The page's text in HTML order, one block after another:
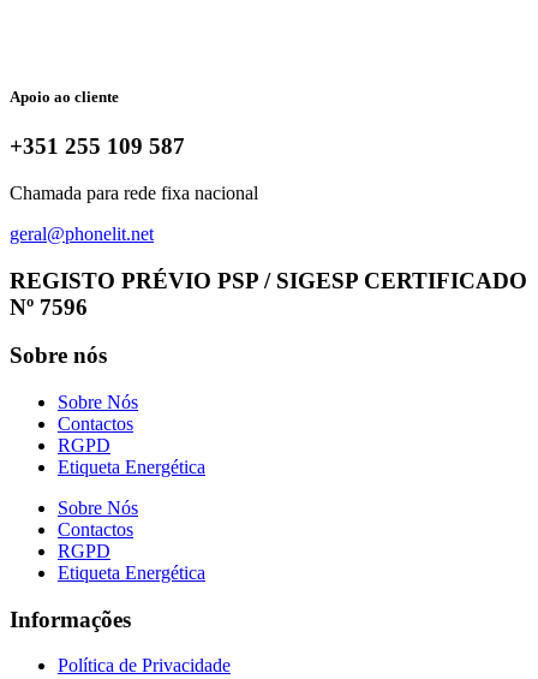
Apoio ao cliente
+351 255 109 587
Chamada para rede fixa nacional
geral@phonelit.net
REGISTO PRÉVIO PSP / SIGESP CERTIFICADO
Nº 7596
Sobre nós
Sobre Nós
Contactos
RGPD
Etiqueta Energética
Sobre Nós
Contactos
RGPD
Etiqueta Energética
Informações
Política de Privacidade